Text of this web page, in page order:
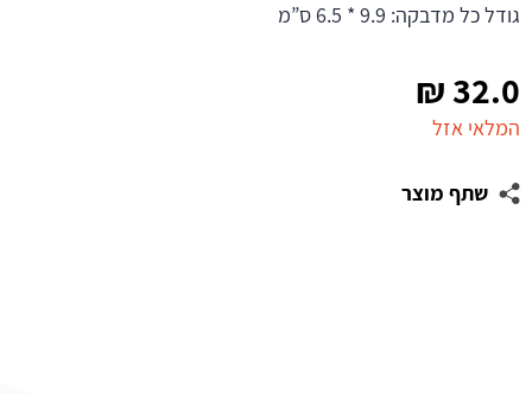
32.0
₪
המלאי אזל
שתף מוצר
גודל כל מדבקה: 9.9 * 6.5 ס”מ